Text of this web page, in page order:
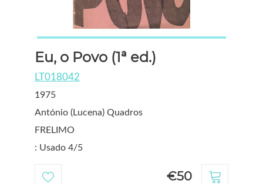
Eu, o Povo (1ª ed.)
LT018042
1975
António (Lucena) Quadros
FRELIMO
: Usado 4/5
€50